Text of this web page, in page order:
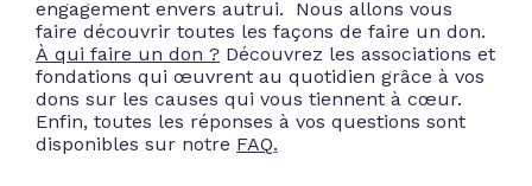
engagement envers autrui. Nous allons vous
faire découvrir toutes les façons de faire un don.
À qui faire un don ? Découvrez les associations et
fondations qui œuvrent au quotidien grâce à vos
dons sur les causes qui vous tiennent à cœur.
Enfin, toutes les réponses à vos questions sont
disponibles sur notre FAQ.